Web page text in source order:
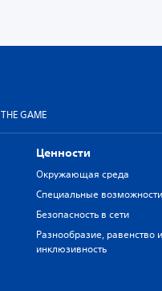
GAME
Ценности
Окружающая среда
Специальные возможности
Безопасность в сети
Разнообразие, равенство и
инклюзивность